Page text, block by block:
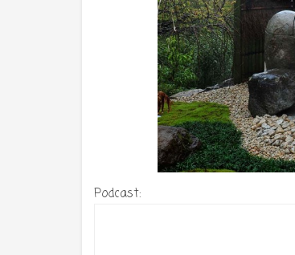
Podcast: